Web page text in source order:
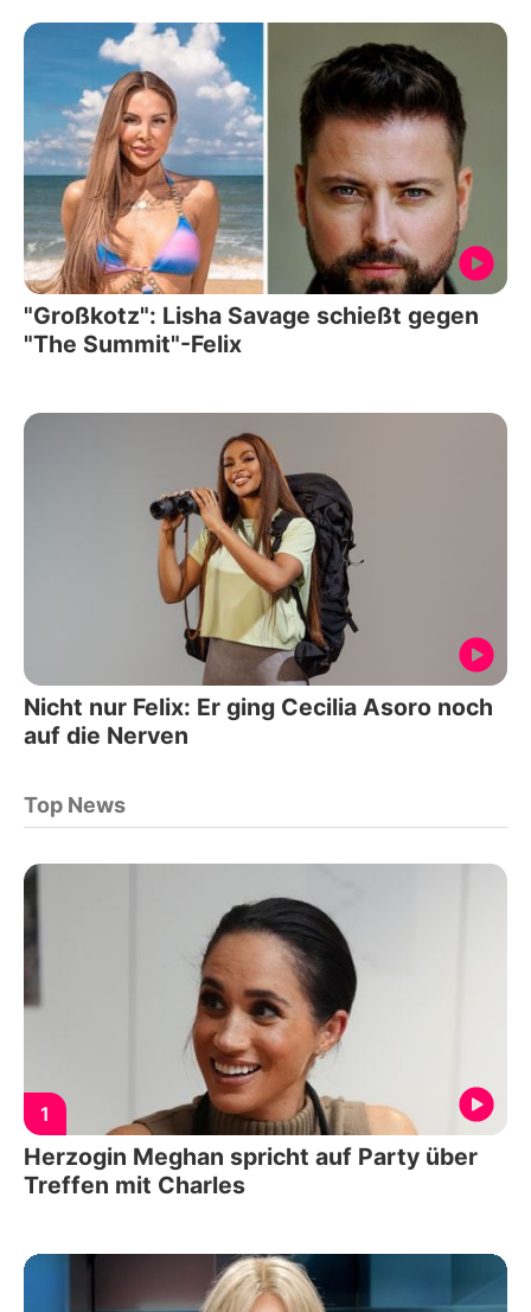
"Großkotz": Lisha Savage schießt gegen
"The Summit"-Felix
Nicht nur Felix: Er ging Cecilia Asoro noch
auf die Nerven
Top News
1
Herzogin Meghan spricht auf Party über
Treffen mit Charles